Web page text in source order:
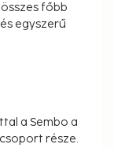
főbb
egyszerű
a Sembo a
része.